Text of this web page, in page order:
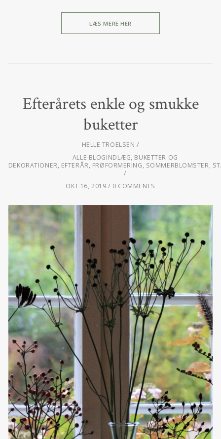
LÆS MERE HER
Efterårets enkle og smukke
buketter
HELLE TROELSEN
ALLE BLOGINDLÆG, BUKETTER OG
DEKORATIONER, EFTERÅR, FRØFORMERING, SOMMERBLOMSTER,
OKT 16, 2019 0 COMMENTS